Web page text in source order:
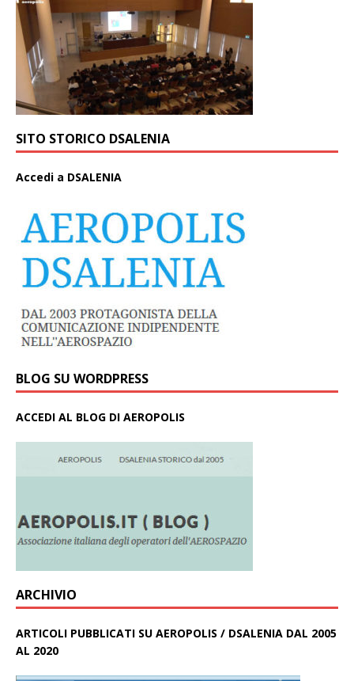
SITO STORICO DSALENIA
Accedi a DSALENIA
BLOG SU WORDPRESS
ACCEDI AL BLOG DI AEROPOLIS
ARCHIVIO
ARTICOLI PUBBLICATI SU AEROPOLIS / DSALENIA DAL 2005
AL 2020